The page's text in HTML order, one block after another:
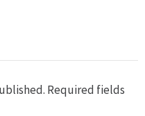
Required fields